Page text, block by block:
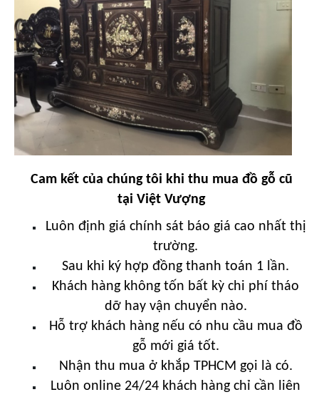
Cam kết của chúng tôi khi thu mua đồ gỗ cũ
tại Việt Vượng
Luôn định giá chính sát báo giá cao nhất thị
trường.
Sau khi ký hợp đồng thanh toán 1 lần.
Khách hàng không tốn bất kỳ chi phí tháo
dỡ hay vận chuyển nào.
Hỗ trợ khách hàng nếu có nhu cầu mua đồ
gỗ mới giá tốt.
Nhận thu mua ở khắp TPHCM gọi là có.
Luôn online 24/24 khách hàng chỉ cần liên